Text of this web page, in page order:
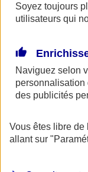
Soyez toujours
utilisateurs qui
Naviguez selon
personnalisation
des publicités
Vous êtes libre de
allant sur